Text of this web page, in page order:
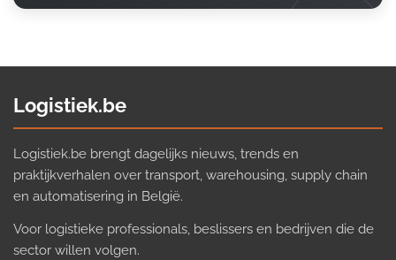
Logistiek.be
Logistiek.be brengt dagelijks nieuws, trends en
praktijkverhalen over transport, warehousing, supply chain
en automatisering in België.
Voor logistieke professionals, beslissers en bedrijven die de
sector willen volgen.